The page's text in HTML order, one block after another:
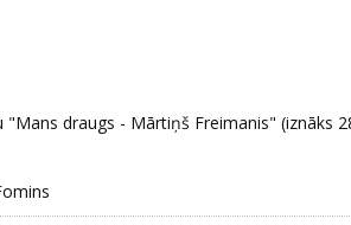
draugs - Mārtiņš Freimanis" (iznāks